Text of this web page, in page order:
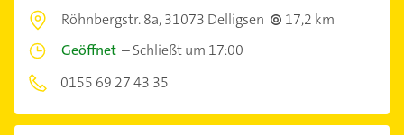
Röhnbergstr. 8a,31073 Delligsen
17,2 km
Geöffnet –Schließt um 17:00
0155 69 27 43 35